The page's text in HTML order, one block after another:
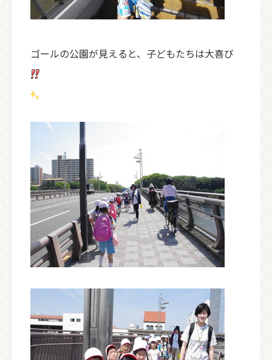
ゴールの公園が見えると、子どもたちは大喜び